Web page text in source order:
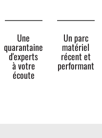
Une
quarantaine
d'experts
à votre
écoute
Un parc
matériel
récent et
performant